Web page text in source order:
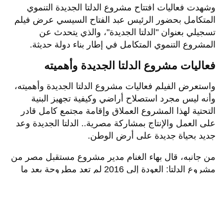
وشهدت فعاليات افتتاح مشروع الدلتا الجديدة التنموي
المتكامل بحضور الرئيس عبد الفتاح السيسي عرض فيلم
تسجيلي بعنوان "الدلتا الجديدة"، والذي يتحدث عن
المشروع التنموي المتكامل في إطار بناء دولة حديثة.
فعاليات مشروع الدلتا الجديدة وأهميته
واستعرض الفيلم فعاليات مشروع الدلتا الجديدة وأهميته،
وأنه ليس مجرد استصلاح أراضي وكيفية تجهيز البنية
التحتية لهذا المشروع العملاق وإقامة مجتمع كامل قادر
على العمل والإنتاج بمشاركة مصرية.. الدلتا الجديدة وعد
جديد بحياة جديدة على أرض الوطن.
من جانبه، قال بهاء الغنام مدير مشروع مستقبل مصر من
مشروع الدلتا: العودة إلى 2016 لم تعد مطروحة بعد ما